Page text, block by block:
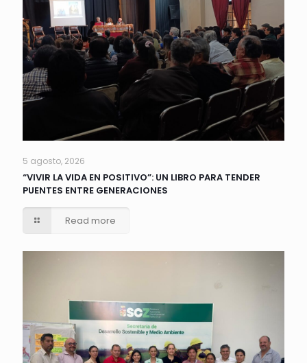
5 agosto, 2026
“VIVIR LA VIDA EN POSITIVO”: UN LIBRO PARA TENDER
PUENTES ENTRE GENERACIONES
Read more